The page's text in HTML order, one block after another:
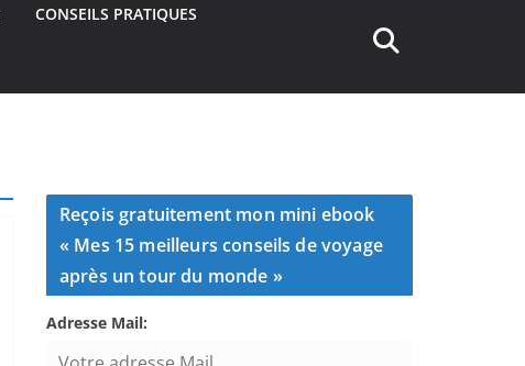
CONSEILS PRATIQUES
Reçois gratuitement mon mini ebook
« Mes 15 meilleurs conseils de voyage
après un tour du monde »
Adresse Mail: